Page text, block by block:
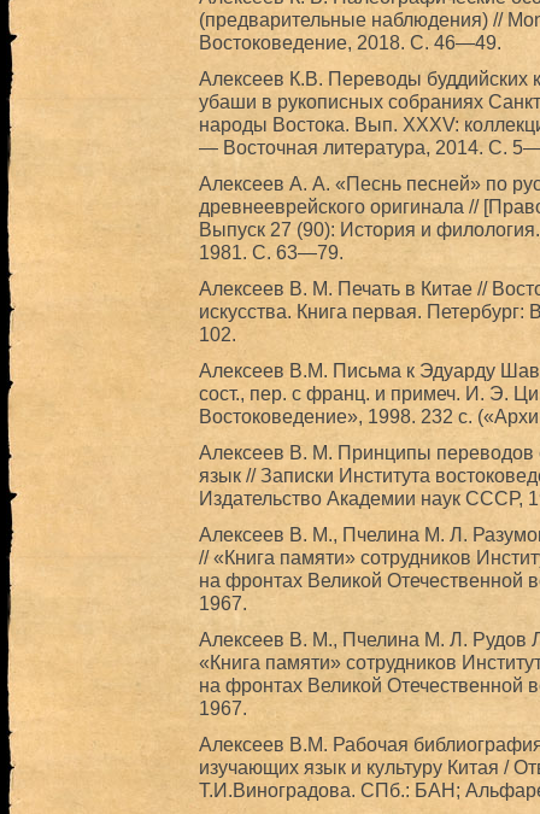
(предварительные наблюдения) //
Востоковедение, 2018. С. 46—49.
Алексеев К.В. Переводы буддийских
убаши в рукописных собраниях
народы Востока. Вып. XXXV:
— Восточная литература, 2014. С.
Алексеев А. А. «Песнь песней» по
древнееврейского оригинала //
Выпуск 27 (90): История и
1981. С. 63—79.
Алексеев В. М. Печать в Китае //
искусства. Книга первая.
102.
Алексеев В.М. Письма к Эдуарду
сост., пер. с франц. и примеч. И. Э.
Востоковедение», 1998. 232 с.
Алексеев В. М. Принципы переводов
язык // Записки Института
Издательство Академии наук СССР,
Алексеев В. М., Пчелина М. Л.
// «Книга памяти» сотрудников
на фронтах Великой Отечественной
1967.
Алексеев В. М., Пчелина М. Л. Рудов
«Книга памяти» сотрудников
на фронтах Великой Отечественной
1967.
Алексеев В.М. Рабочая
изучающих язык и культуру Китая /
Т.И.Виноградова. СПб.: БАН;